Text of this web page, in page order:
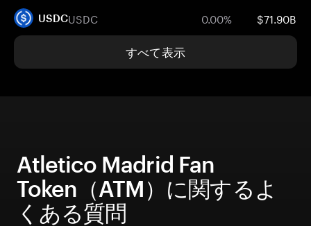
USDCUSDC 0.00% $71.90B
すべて表示
Atletico Madrid Fan
Token（ATM）に関するよ
くある質問